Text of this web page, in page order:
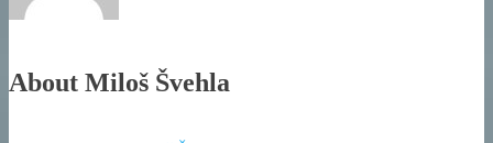
About Miloš Švehla